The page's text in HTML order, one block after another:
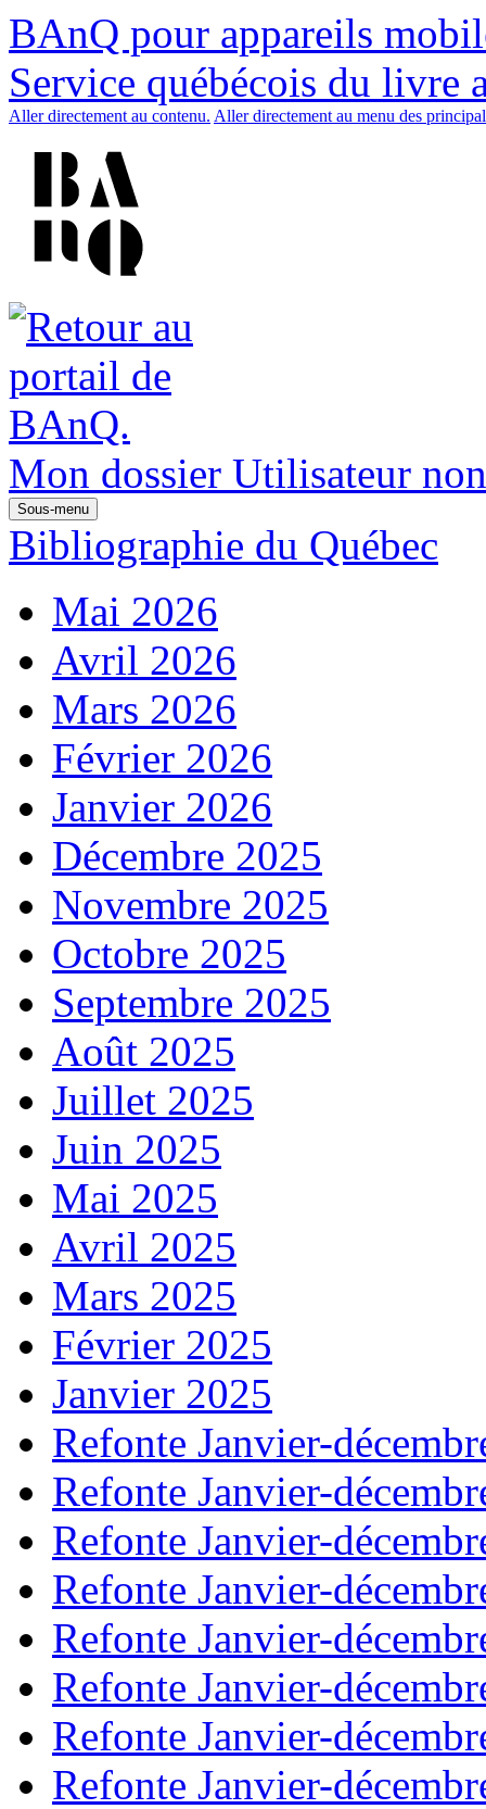
BAnQ pour appareils
Service québécois du livre
Aller directement au contenu. Aller directement au menu des
Mon dossier Utilisateur
Sous-menu
Bibliographie du Québec
Mai 2026
Avril 2026
Mars 2026
Février 2026
Janvier 2026
Décembre 2025
Novembre 2025
Octobre 2025
Septembre 2025
Août 2025
Juillet 2025
Juin 2025
Mai 2025
Avril 2025
Mars 2025
Février 2025
Janvier 2025
Refonte Janvier-
Refonte Janvier-
Refonte Janvier-
Refonte Janvier-
Refonte Janvier-
Refonte Janvier-
Refonte Janvier-
Refonte Janvier-